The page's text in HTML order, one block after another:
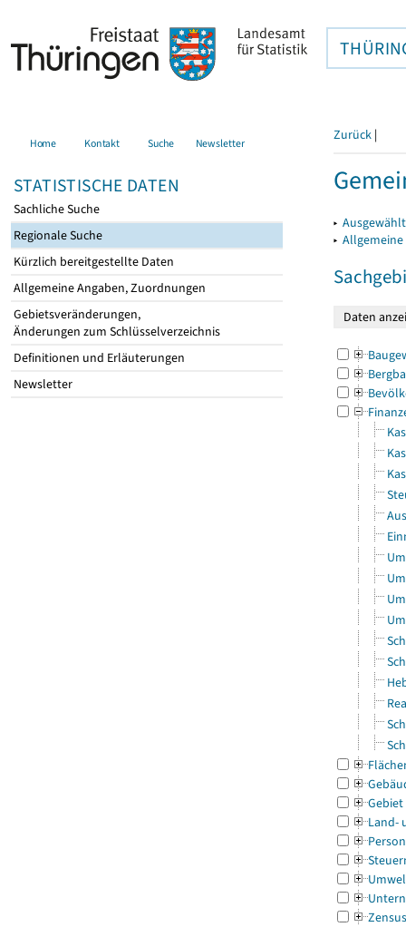
Home Kontakt Suche Newsletter
STATISTISCHE DATEN
Sachliche Suche
Regionale Suche
Kürzlich bereitgestellte Daten
Allgemeine Angaben, Zuordnungen
Gebietsveränderungen,
Änderungen zum Schlüsselverzeichnis
Definitionen und Erläuterungen
Newsletter
Zurück |
▸
▸
Gebiet
Land-
Zensus